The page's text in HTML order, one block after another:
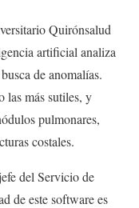
Quirónsalud
artificial analiza
de anomalías.
las más sutiles, y
pulmonares,
costales.
del Servicio de
de este software es